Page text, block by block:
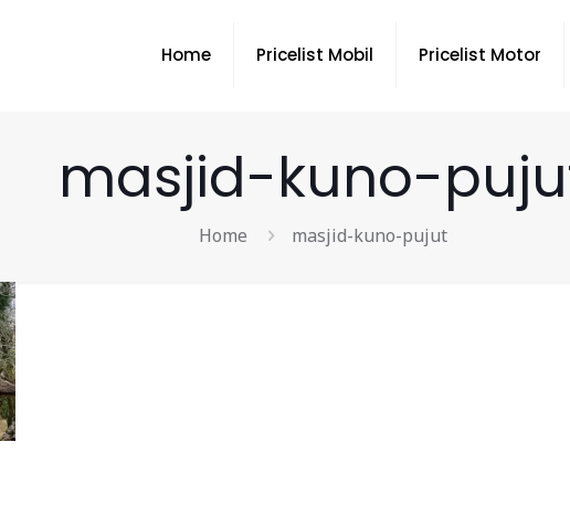
Home Pricelist Mobil Pricelist Motor
masjid-kuno-
Home masjid-kuno-pujut